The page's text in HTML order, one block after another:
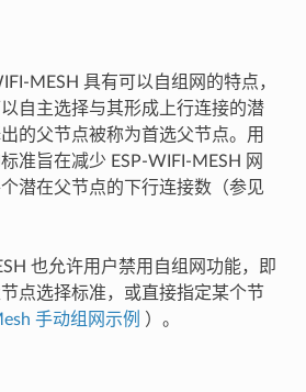
MESH 具有可以自组网的特点，
自主选择与其形成上行连接的潜
的父节点被称为首选父节点。用
准旨在减少 ESP-WIFI-MESH 网
潜在父节点的下行连接数（参见
也允许用户禁用自组网功能，即
点选择标准，或直接指定某个节
手动组网示例 ）。